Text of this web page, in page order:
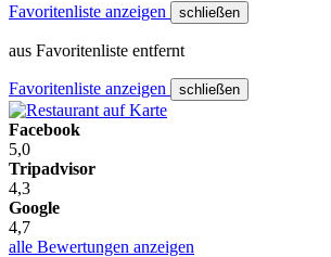
Favoritenliste anzeigen schließen
aus Favoritenliste entfernt
Favoritenliste anzeigen schließen
Facebook
5,0
Tripadvisor
4,3
Google
4,7
alle Bewertungen anzeigen